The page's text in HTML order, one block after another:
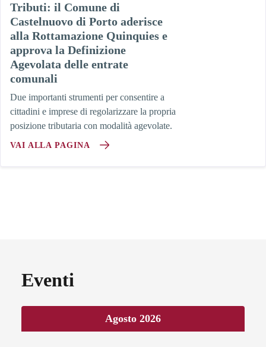
Tributi: il Comune di
Castelnuovo di Porto aderisce
alla Rottamazione Quinquies e
approva la Definizione
Agevolata delle entrate
comunali
Due importanti strumenti per consentire a
cittadini e imprese di regolarizzare la propria
posizione tributaria con modalità agevolate.
VAI ALLA PAGINA
Eventi
Agosto 2026